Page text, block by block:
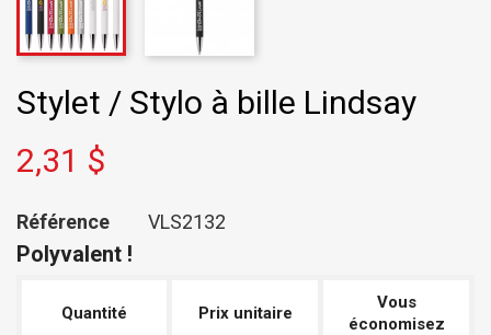
Stylet / Stylo à bille Lindsay
2,31 $
Référence VLS2132
Polyvalent !
Quantité Prix unitaire
Vous
économisez